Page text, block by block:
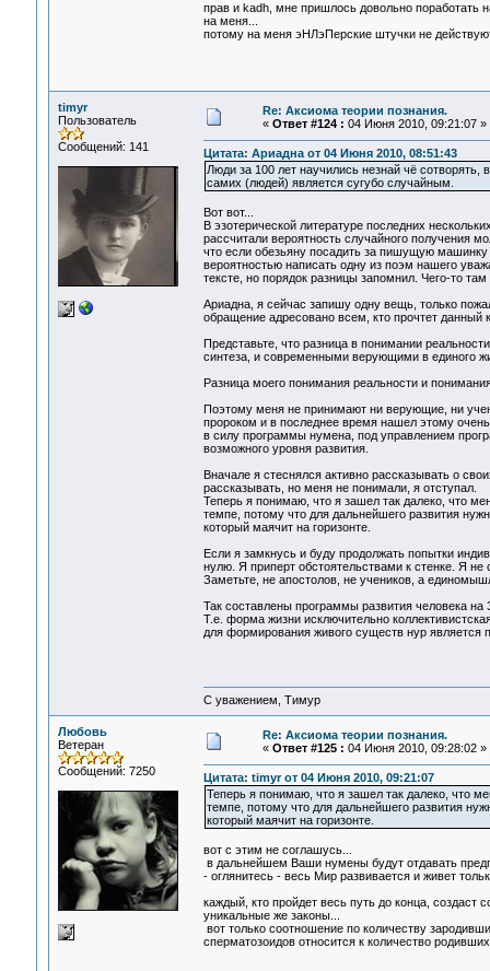
прав и kadh, мне пришлось довольно поработать
на меня...
потому на меня эНЛэПерские штучки не
timyr
Пользователь
Сообщений: 141
Re: Аксиома теории познания.
« Ответ #124 : 04 Июня 2010, 09:21:07 »
Цитата: Ариадна от 04 Июня 2010, 08:51:43
Люди за 100 лет научились незнай чё
самих (людей) является сугубо случайным.
Вот вот...
В эзотерической литературе последних
рассчитали вероятность случайного получения
что если обезьяну посадить за пишущую
вероятностью написать одну из поэм нашего
тексте, но порядок разницы запомнил. Чего-то
Ариадна, я сейчас запишу одну вещь, только
обращение адресовано всем, кто прочтет данный
Представьте, что разница в понимании
синтеза, и современными верующими в единого
Разница моего понимания реальности и
Поэтому меня не принимают ни верующие, ни
пророком и в последнее время нашел этому
в силу программы нумена, под управлением
возможного уровня развития.
Вначале я стеснялся активно рассказывать о
рассказывать, но меня не понимали, я отступал.
Теперь я понимаю, что я зашел так далеко, что
темпе, потому что для дальнейшего развития
который маячит на горизонте.
Если я замкнусь и буду продолжать попытки
нулю. Я приперт обстоятельствами к стенке. Я
Заметьте, не апостолов, не учеников, а
Так составлены программы развития человека
Т.е. форма жизни исключительно
для формирования живого существ нур
С уважением, Тимур
Любовь
Ветеран
Сообщений: 7250
Re: Аксиома теории познания.
« Ответ #125 : 04 Июня 2010, 09:28:02 »
Цитата: timyr от 04 Июня 2010, 09:21:07
Теперь я понимаю, что я зашел так далеко, что
темпе, потому что для дальнейшего развития
который маячит на горизонте.
вот с этим не соглашусь...
в дальнейшем Ваши нумены будут отдавать
- оглянитесь - весь Мир развивается и живет
каждый, кто пройдет весь путь до конца,
уникальные же законы...
вот только соотношение по количеству
сперматозоидов относится к количество